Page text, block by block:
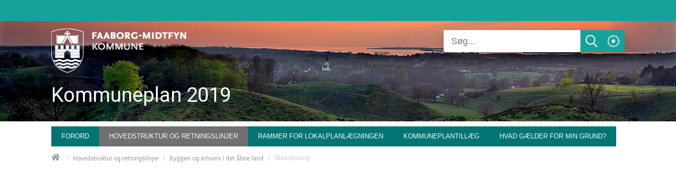
Kommuneplan 2019
FORORD HOVEDSTRUKTUR OG RETNINGSLINJER RAMMER FOR LOKALPLANLÆGNINGEN KOMMUNEPLANTILLÆG HVAD GÆLDER FOR MIN GRUND?
/ Hovedstruktur og retningslinjer / Byggeri og erhverv i det åbne land / Skovrejsning